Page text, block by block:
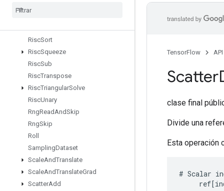
RiscSort
RiscSqueeze
RiscSub
RiscTranspose
RiscTriangularSolve
RiscUnary
RngReadAndSkip
RngSkip
Roll
SamplingDataset
ScaleAndTranslate
ScaleAndTranslateGrad
ScatterAdd
TensorFlow API
Scatter
clase final
Divide una
Esta operación
# Scalar
ref[